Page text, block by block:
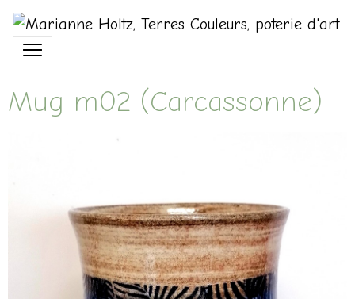
Mug m02 (Carcassonne)